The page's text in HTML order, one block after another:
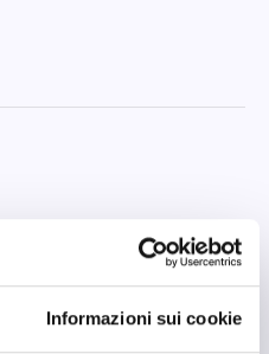
Informazioni sui cookie